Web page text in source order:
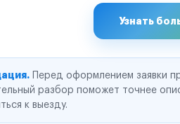
Узнать
Перед оформлением заявки
разбор поможет точнее
к выезду.